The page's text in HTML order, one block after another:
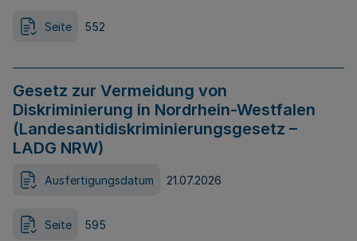
Seite 552
Gesetz zur Vermeidung von
Diskriminierung in Nordrhein-Westfalen
(Landesantidiskriminierungsgesetz –
LADG NRW)
Ausfertigungsdatum 21.07.2026
Seite 595